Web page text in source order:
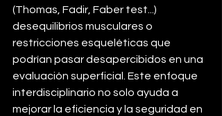
(Thomas, Fadir, Faber test...)
desequilibrios musculares o
restricciones esqueléticas que
podrían pasar desapercibidos en una
evaluación superficial. Este enfoque
interdisciplinario no solo ayuda a
mejorar la eficiencia y la seguridad en